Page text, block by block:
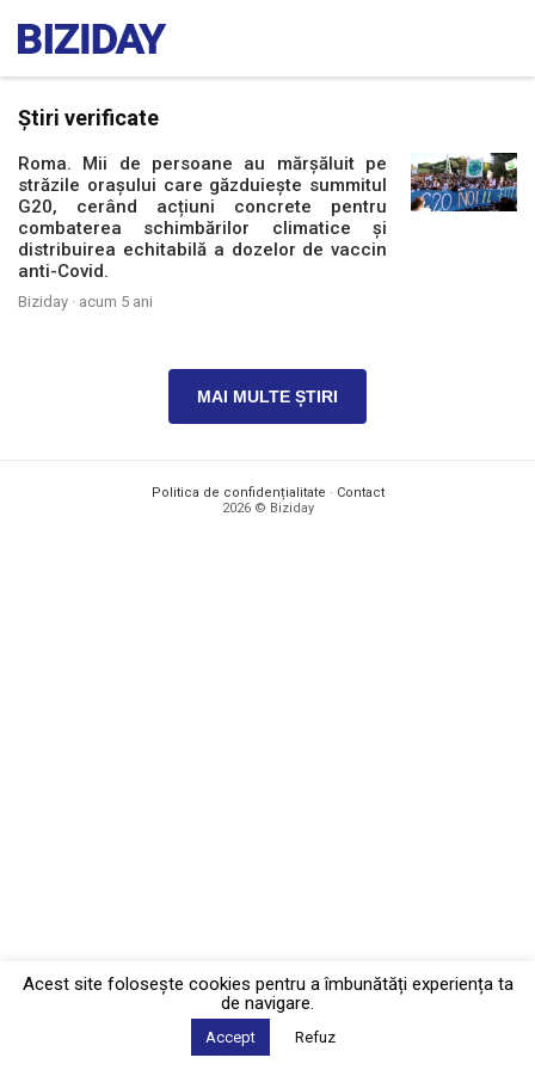
Știri verificate
Roma. Mii de persoane au mărșăluit pe
străzile orașului care găzduiește summitul
G20, cerând acțiuni concrete pentru
combaterea schimbărilor climatice și
distribuirea echitabilă a dozelor de vaccin
anti-Covid.
Biziday · acum 5 ani
MAI MULTE ȘTIRI
Politica de confidențialitate · Contact
2026 © Biziday
Acest site foloseşte cookies pentru a îmbunătăți experiența ta
de navigare.
Accept Refuz